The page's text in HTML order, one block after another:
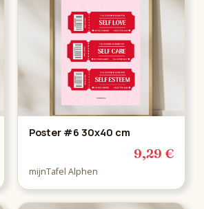
Poster #6 30x40 cm
9,29 €
mijnTafel Alphen